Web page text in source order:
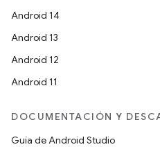
Android 14
Android 13
Android 12
Android 11
DOCUMENTACIÓN Y
Guía de Android Studio